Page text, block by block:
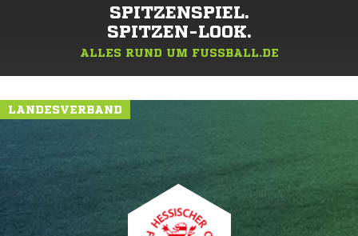
SPITZENSPIEL.
SPITZEN-LOOK.
ALLES RUND UM FUSSBALL.DE
LANDESVERBAND